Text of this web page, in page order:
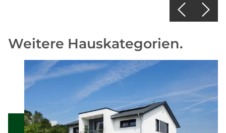
Weitere Hauskategorien.